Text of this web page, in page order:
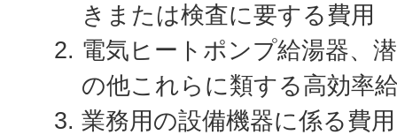
きまたは検査に要する費用
電気ヒートポンプ給湯器、
の他これらに類する高効率
業務用の設備機器に係る費用